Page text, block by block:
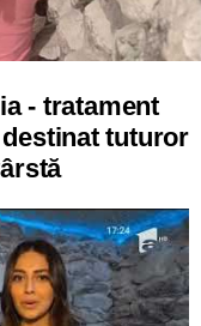
- tratament
tuturor